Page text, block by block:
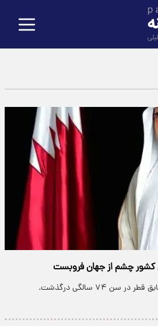
کشور چشم از جهان فروبست
۷۴ سالگی درگذشت.